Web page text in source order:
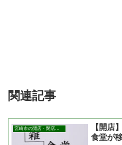
関連記事
【開店
食堂が